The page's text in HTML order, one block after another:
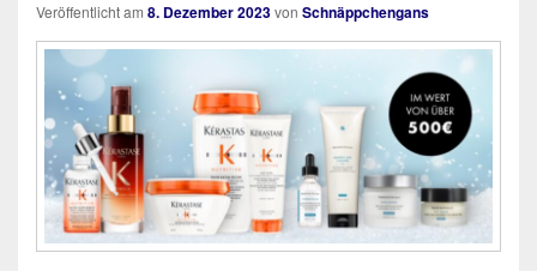
Veröffentlicht am 8. Dezember 2023von Schnäppchengans